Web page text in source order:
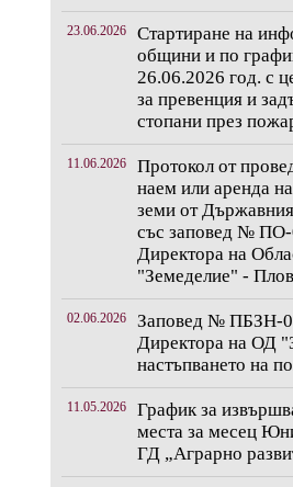
23.06.2026
Стартиране на
общини и по
26.06.2026 год. с
за превенция и
стопани през
11.06.2026
Протокол от
наем или аренда
земи от
със заповед № ПО-
Директора на
"Земеделие" -
02.06.2026
Заповед № ПБЗН-
Директора на ОД
настъпването на
11.05.2026
График за
места за месец
ГД „Аграрно